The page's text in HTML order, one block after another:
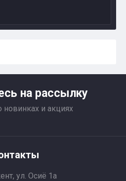
на рассылку
новинках и акциях
ул. Осиё 1a